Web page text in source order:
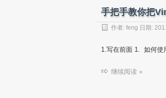
手把手教你把
作者: feng 日期:
1.写在前面 1. 如何使
继续阅读 »